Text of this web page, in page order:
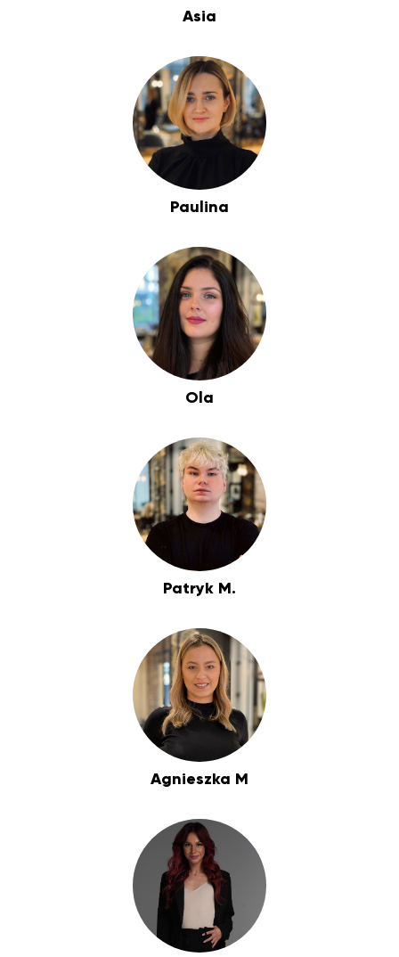
Asia
Paulina
Ola
Patryk M.
Agnieszka M